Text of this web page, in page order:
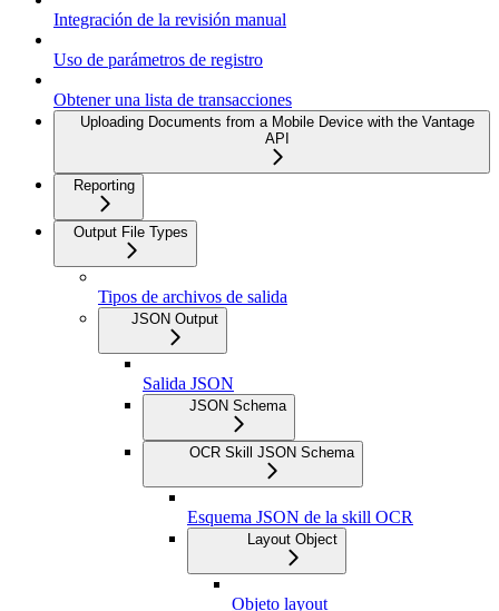
Integración de la revisión manual
Uso de parámetros de registro
Obtener una lista de transacciones
Uploading Documents from a Mobile Device with the Vantage
API
Reporting
Output File Types
Tipos de archivos de salida
JSON Output
Salida JSON
JSON Schema
OCR Skill JSON Schema
Esquema JSON de la skill OCR
Layout Object
Objeto layout